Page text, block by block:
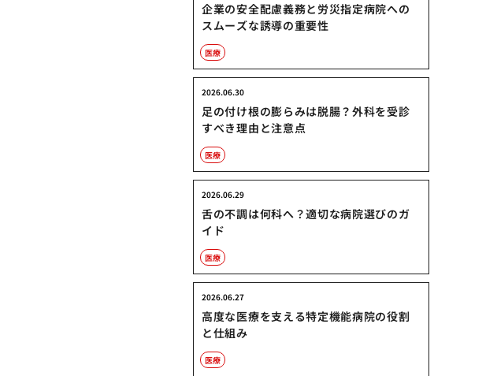
企業の安全配慮義務と労災指定病院への
スムーズな誘導の重要性
医療
足の付け根の膨らみは脱腸？外科を受診
すべき理由と注意点
2026.06.30
医療
舌の不調は何科へ？適切な病院選びのガ
イド
2026.06.29
医療
高度な医療を支える特定機能病院の役割
と仕組み
2026.06.27
医療